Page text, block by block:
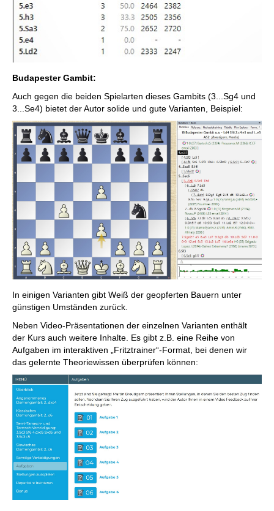
Budapester Gambit:
Auch gegen die beiden Spielarten dieses Gambits (3...Sg4 und
3...Se4) bietet der Autor solide und gute Varianten, Beispiel:
In einigen Varianten gibt Weiß der geopferten Bauern unter
günstigen Umständen zurück.
Neben Video-Präsentationen der einzelnen Varianten enthält
der Kurs auch weitere Inhalte. Es gibt z.B. eine Reihe von
Aufgaben im interaktiven „Fritztrainer“-Format, bei denen wir
das gelernte Theoriewissen überprüfen können: